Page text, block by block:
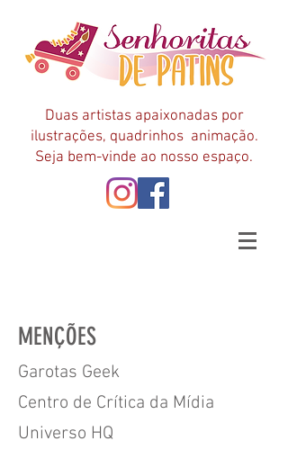
Duas artistas apaixonadas por
ilustrações, quadrinhos animação.
Seja bem-vinde ao nosso espaço.
MENÇÕES
Garotas Geek
Centro de Crítica da Mídia
Universo HQ